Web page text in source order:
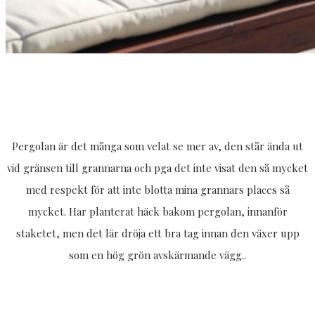
Pergolan är det många som velat se mer av, den står ända ut
vid gränsen till grannarna och pga det inte visat den så mycket
med respekt för att inte blotta mina grannars places så
mycket. Har planterat häck bakom pergolan, innanför
staketet, men det lär dröja ett bra tag innan den växer upp
som en hög grön avskärmande vägg..